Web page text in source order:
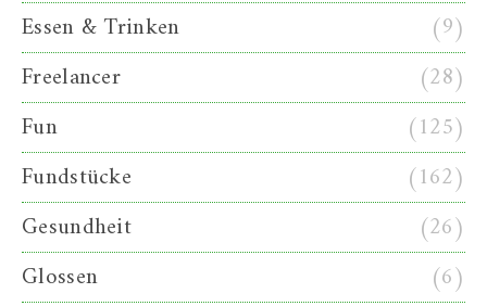
Essen & Trinken
(9)
Freelancer
(28)
Fun
(125)
Fundstücke
(162)
Gesundheit
(26)
Glossen
(6)